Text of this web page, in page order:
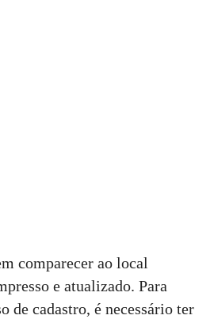
comparecer ao local
e atualizado. Para
de cadastro, é necessário ter